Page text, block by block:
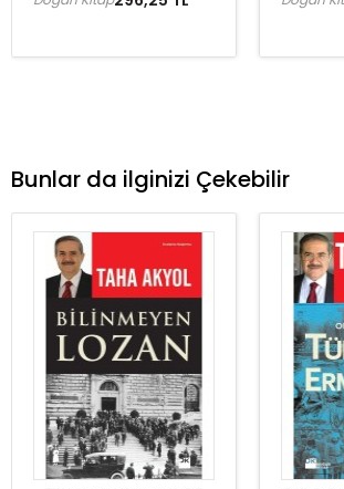
Bunlar da ilginizi Çekebilir